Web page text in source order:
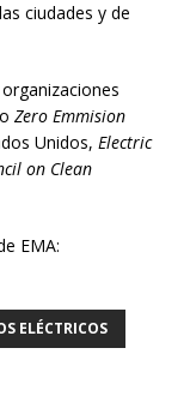
ciudades y de
Zero Emmision
Unidos, Electric
on Clean
EMA:
ELÉCTRICOS